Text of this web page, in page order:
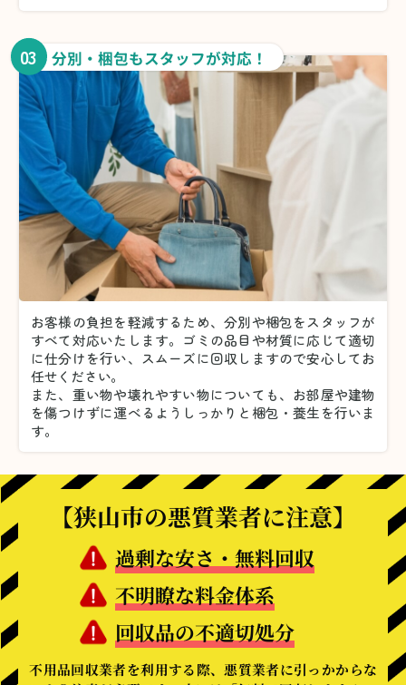
03 分別・梱包もスタッフが対応！
お客様の負担を軽減するため、分別や梱包をスタッフが
すべて対応いたします。 ゴミの品目や材質に応じて適切
に仕分けを行い、スムーズに回収しますので安心してお
任せください。
また、重い物や壊れやすい物についても、お部屋や建物
を傷つけずに運べるようしっかりと梱包・養生を行いま
す。
【狭山市の悪質業者に注意】
過剰な安さ・無料回収
不明瞭な料金体系
回収品の不適切処分
不用品回収業者を利用する際、悪質業者に引っかからな